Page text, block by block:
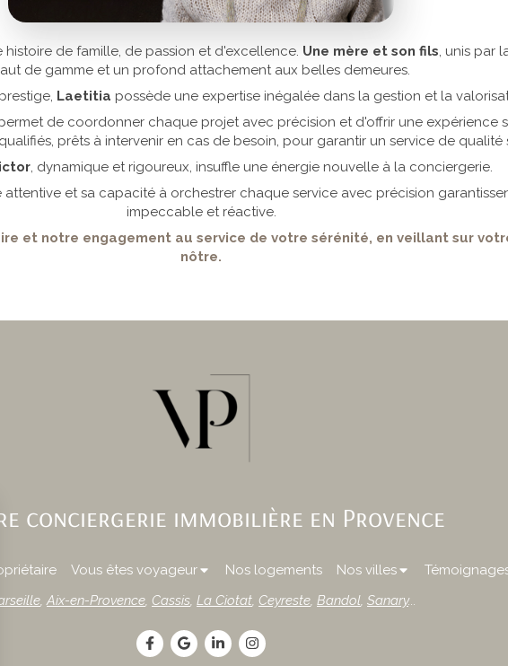
histoire de famille, de passion et d'excellence. Une mère et son fils, unis par
de gamme et un profond attachement aux belles demeures.
Laetitia possède une expertise inégalée dans la gestion et la
de coordonner chaque projet avec précision et d'offrir une expérience
prêts à intervenir en cas de besoin, pour garantir un service de qualité
, dynamique et rigoureux, insuffle une énergie nouvelle à la conciergerie.
et sa capacité à orchestrer chaque service avec précision
impeccable et réactive.
et notre engagement au service de votre sérénité, en veillant sur
nôtre.
conciergerie immobilière en Provence
Vous êtes voyageur Nos logements Nos villes
Aix-en-Provence Cassis La Ciotat Ceyreste Bandol Sanary...